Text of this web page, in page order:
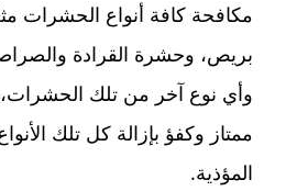
مكافحة كافة أنواع الحشرات
بريص، وحشرة القرادة
وأي نوع آخر من تلك
ممتاز وكفؤ بإزالة كل تلك
المؤذية.